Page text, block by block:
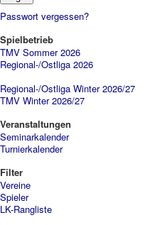
Passwort vergessen?
Spielbetrieb
TMV Sommer 2026
Regional-/Ostliga 2026
Regional-/Ostliga Winter 2026/27
TMV Winter 2026/27
Veranstaltungen
Seminarkalender
Turnierkalender
Filter
Vereine
Spieler
LK-Rangliste